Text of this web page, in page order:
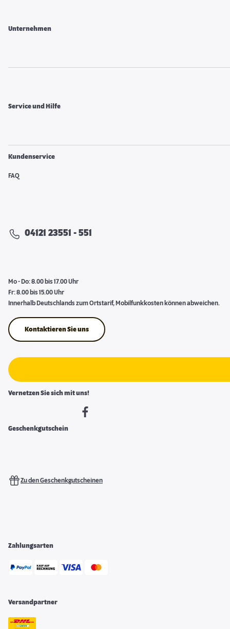
Unternehmen
Service und Hilfe
Kundenservice
FAQ
04121 23551 - 551
Mo - Do: 8.00 bis 17.00 Uhr
Fr: 8.00 bis 15.00 Uhr
Innerhalb Deutschlands zum Ortstarif, Mobilfunkkosten können abweichen.
Kontaktieren Sie uns
Vernetzen Sie sich mit uns!
Geschenkgutschein
Zu den Geschenkgutscheinen
Zahlungsarten
Versandpartner